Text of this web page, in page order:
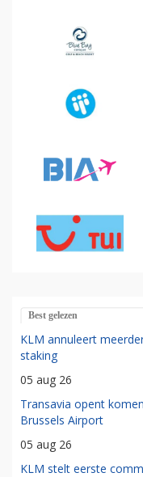
Best gelezen
KLM annuleert
staking
05 aug 26
Transavia opent
Brussels Airport
05 aug 26
KLM stelt eerste